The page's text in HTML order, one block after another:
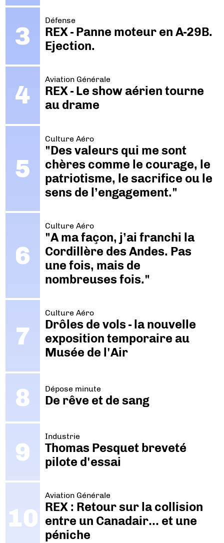
Défense
REX - Panne moteur en A-29B.
Ejection.
Aviation Générale
REX - Le show aérien tourne
au drame
Culture Aéro
"Des valeurs qui me sont
chères comme le courage, le
patriotisme, le sacrifice ou le
sens de l’engagement."
Culture Aéro
"A ma façon, j’ai franchi la
Cordillère des Andes. Pas
une fois, mais de
nombreuses fois."
Culture Aéro
Drôles de vols - la nouvelle
exposition temporaire au
Musée de l'Air
Dépose minute
De rêve et de sang
Industrie
Thomas Pesquet breveté
pilote d'essai
Aviation Générale
REX : Retour sur la collision
entre un Canadair… et une
péniche